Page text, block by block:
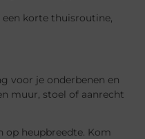
korte thuisroutine,
voor je onderbenen en
muur, stoel of aanrecht
op heupbreedte. Kom